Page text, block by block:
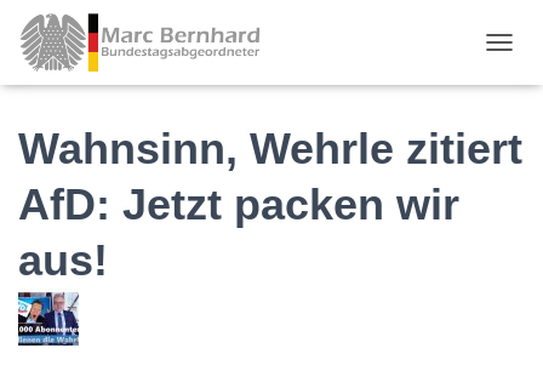
Wahnsinn, Wehrle zitiert
AfD: Jetzt packen wir
aus!